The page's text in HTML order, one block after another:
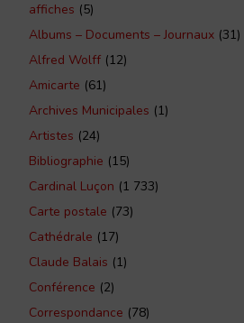
affiches (5)
Albums – Documents – Journaux (31)
Alfred Wolff (12)
Amicarte (61)
Archives Municipales (1)
Artistes (24)
Bibliographie (15)
Cardinal Luçon (1 733)
Carte postale (73)
Cathédrale (17)
Claude Balais (1)
Conférence (2)
Correspondance (78)